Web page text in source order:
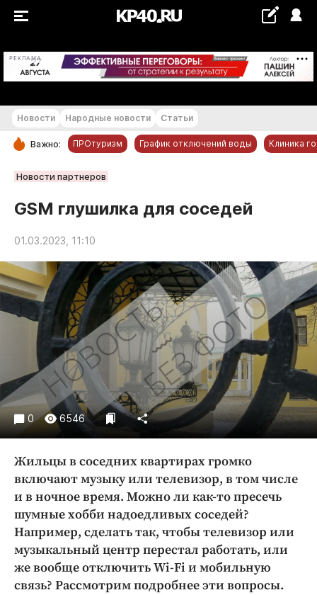
РЕКЛАМА +20...+21 °С
РУБРИКИ
Обнинск
Новости компаний
Статьи
Народные новости
Авто и транспорт
Благоустройство
Криминал
Культура
Недвижимость и ЖКХ
Образование
Общество
Погода
Происшествия
Спорт
Экономика и бизнес
ПРОЕКТЫ
Блоги
Новости Народные новости Статьи
Важно: ПРОтуризм График отключений воды Клиника
Новости партнеров
GSM глушилка для соседей
01.03.2023, 11:10
0 6546
Жильцы в соседних квартирах громко
включают музыку или телевизор, в том числе
и в ночное время. Можно ли как-то пресечь
шумные хобби надоедливых соседей?
Например, сделать так, чтобы телевизор или
музыкальный центр перестал работать, или
же вообще отключить Wi-Fi и мобильную
связь? Рассмотрим подробнее эти вопросы.